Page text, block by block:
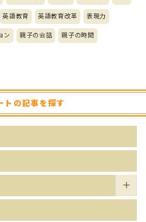
英語教育 英語教育改革 表現力
ン 親子の会話 親子の時間
トの記事を探す